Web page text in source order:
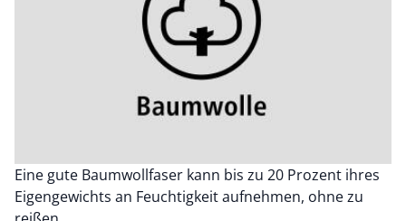
Eine gute Baumwollfaser kann bis zu 20 Prozent ihres
Eigengewichts an Feuchtigkeit aufnehmen, ohne zu